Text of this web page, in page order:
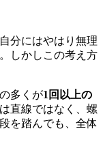
分にはやはり無理
しかしこの考え方
多くが1回以上の
直線ではなく、螺
を踏んでも、全体